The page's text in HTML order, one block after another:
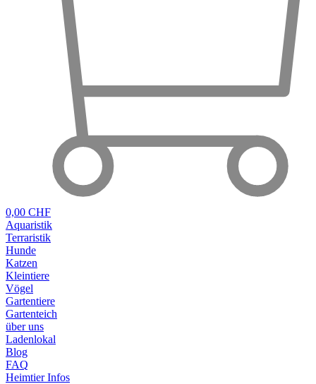
0,00 CHF
Aquaristik
Terraristik
Hunde
Katzen
Kleintiere
Vögel
Gartentiere
Gartenteich
über uns
Ladenlokal
Blog
FAQ
Heimtier Infos